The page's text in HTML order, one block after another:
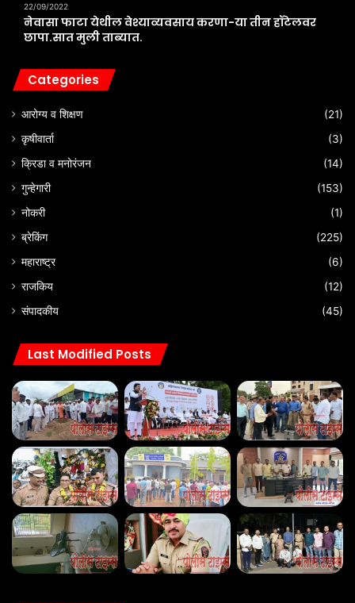
22/09/2022
नेवासा फाटा येथील वेश्याव्यवसाय करणा-या तीन हॉटेलवर
छापा.सात मुली ताब्यात.
Categories
आरोग्य व शिक्षण
(21)
कृषीवार्ता
(3)
क्रिडा व मनोरंजन
(14)
गुन्हेगारी
(153)
नोकरी
(1)
ब्रेकिंग
(225)
महाराष्ट्र
(6)
राजकिय
(12)
संपादकीय
(45)
Last Modified Posts